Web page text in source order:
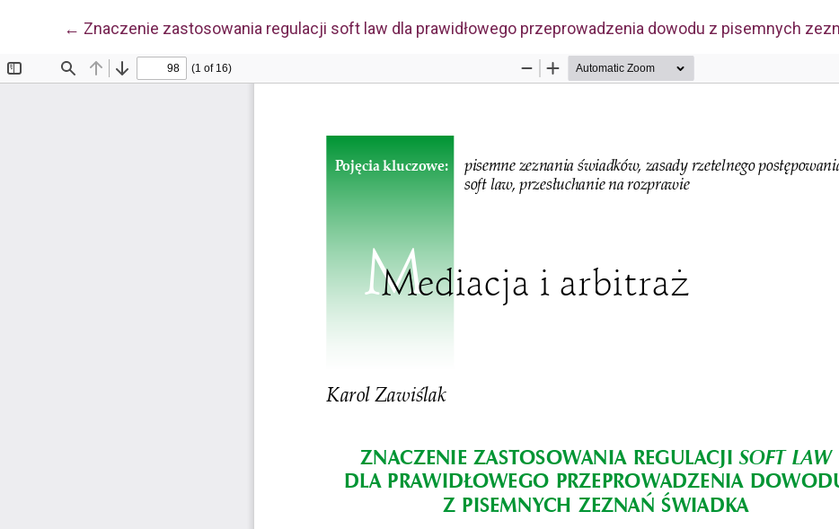
← Wróć do szczegółów artykułu
Znaczenie zastosowania regulacji soft law dla prawidłowego przeprowadzenia dowodu z pisemnych